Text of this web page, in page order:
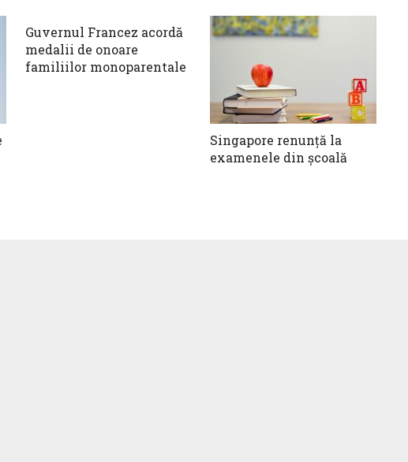
Guvernul Francez acordă
medalii de onoare
familiilor monoparentale
Singapore renunță la
examenele din școală